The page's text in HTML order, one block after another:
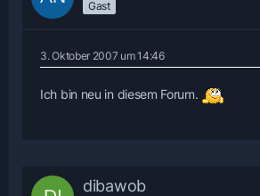
Gast
3. Oktober 2007 um 14:46
Ich bin neu in diesem Forum.
dibawob